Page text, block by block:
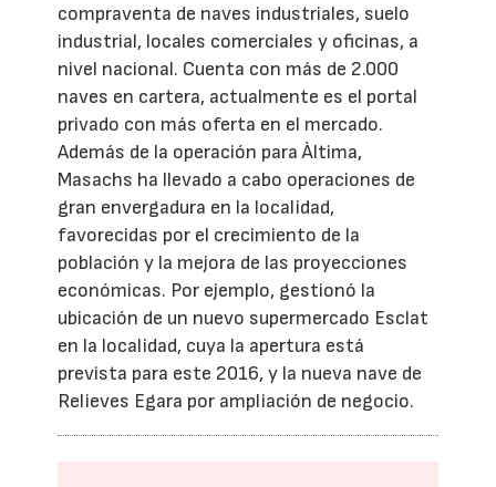
compraventa de naves industriales, suelo
industrial, locales comerciales y oficinas, a
nivel nacional. Cuenta con más de 2.000
naves en cartera, actualmente es el portal
privado con más oferta en el mercado.
Además de la operación para Àltima,
Masachs ha llevado a cabo operaciones de
gran envergadura en la localidad,
favorecidas por el crecimiento de la
población y la mejora de las proyecciones
económicas. Por ejemplo, gestionó la
ubicación de un nuevo supermercado Esclat
en la localidad, cuya la apertura está
prevista para este 2016, y la nueva nave de
Relieves Egara por ampliación de negocio.